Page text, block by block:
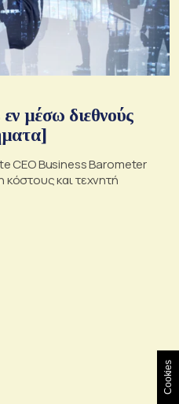
μέσω διεθνούς
CEO Business Barometer
και τεχνητή
Cookies